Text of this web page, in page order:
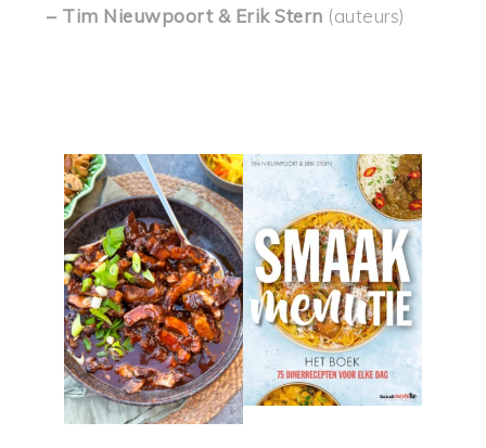
– Tim Nieuwpoort & Erik Stern (auteurs)